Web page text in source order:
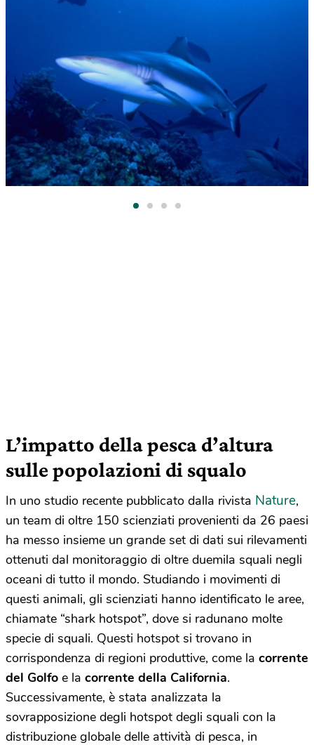
L’impatto della pesca d’altura
sulle popolazioni di squalo
In uno studio recente pubblicato dalla rivista Nature,
un team di oltre 150 scienziati provenienti da 26 paesi
ha messo insieme un grande set di dati sui rilevamenti
ottenuti dal monitoraggio di oltre duemila squali negli
oceani di tutto il mondo. Studiando i movimenti di
questi animali, gli scienziati hanno identificato le aree,
chiamate “shark hotspot”, dove si radunano molte
specie di squali. Questi hotspot si trovano in
corrispondenza di regioni produttive, come la corrente
del Golfo e la corrente della California.
Successivamente, è stata analizzata la
sovrapposizione degli hotspot degli squali con la
distribuzione globale delle attività di pesca, in